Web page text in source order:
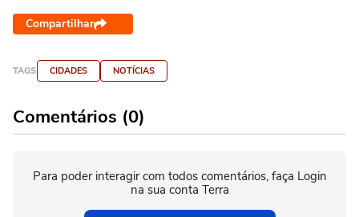
Compartilhar
TAGS CIDADES NOTÍCIAS
Comentários (0)
Para poder interagir com todos comentários, faça Login
na sua conta Terra